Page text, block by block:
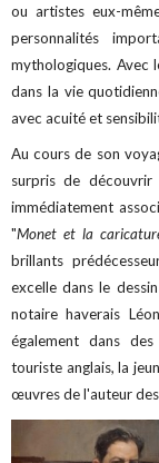
ou artistes eux-
personnalités
mythologiques. Avec
dans la vie
avec acuité et
Au cours de son
surpris de
immédiatement
"Monet et la
brillants
excelle dans le
notaire haverais
également dans
touriste anglais, la
œuvres de l'auteur